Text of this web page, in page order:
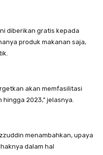
diberikan gratis kepada
produk makanan saja,
akan memfasilitasi
2023,” jelasnya.
menambahkan, upaya
dalam hal